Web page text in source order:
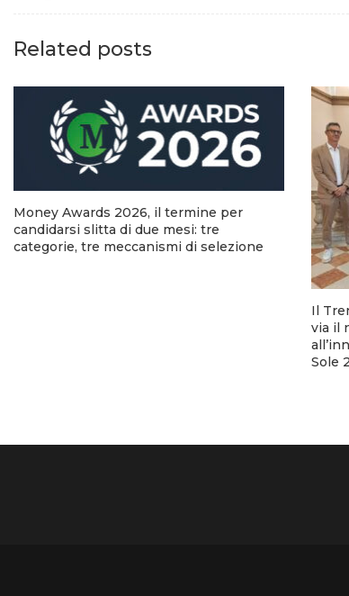
Related posts
Money Awards 2026, il termine per
candidarsi slitta di due mesi: tre
categorie, tre meccanismi di selezione
Il
via il
Sole